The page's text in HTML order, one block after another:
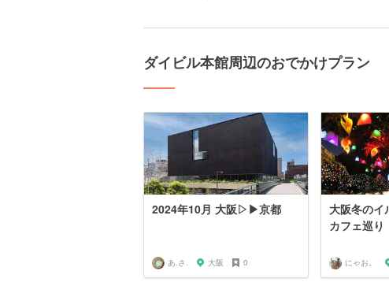
ダイビル本館周辺のおでかけプラン
2024年10月 大阪▷▶京都
あ.さ. 大阪 0
大阪冬のイ
カフェ巡り
にゃお。